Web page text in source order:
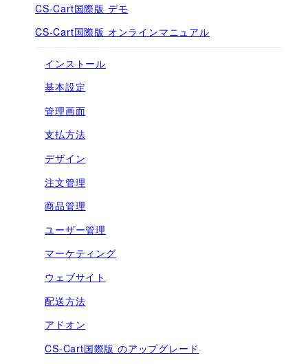
CS-Cart国際版 デモ
CS-Cart国際版 オンラインマニュアル
インストール
基本設定
管理画面
支払方法
デザイン
注文管理
商品管理
ユーザー管理
マーケティング
ウェブサイト
配送方法
アドオン
CS-Cart国際版 のアップグレード